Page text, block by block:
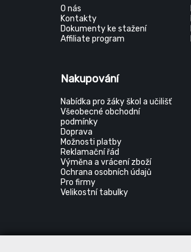
O nás
Kontakty
Dokumenty ke stažení
Affiliate program
Nakupování
Nabídka pro žáky škol a učilišť
Všeobecné obchodní
podmínky
Doprava
Možnosti platby
Reklamační řád
Výměna a vrácení zboží
Ochrana osobních údajů
Pro firmy
Velikostní tabulky